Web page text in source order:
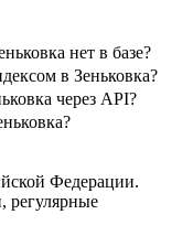
нет в базе?
в Зеньковка?
через API?
Федерации.
регулярные